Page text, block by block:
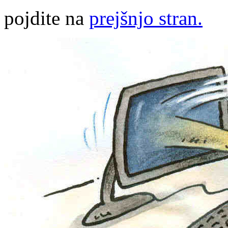
pojdite na prejšnjo stran.